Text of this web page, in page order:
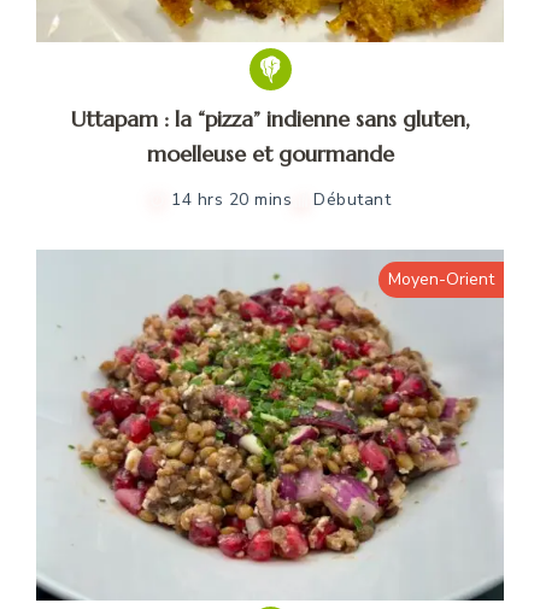
Uttapam : la “pizza” indienne sans gluten,
moelleuse et gourmande
14 hrs 20 mins Débutant
Moyen-Orient